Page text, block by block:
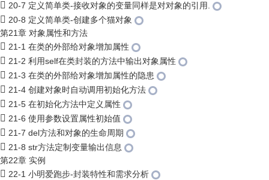
20-7 定义简单类-接收对象的变量同样是对对象的引用.
20-8 定义简单类-创建多个猫对象
第21章 对象属性和方法
21-1 在类的外部给对象增加属性
21-2 利用self在类封装的方法中输出对象属性
21-3 在类的外部给对象增加属性的隐患
21-4 创建对象时自动调用初始化方法
21-5 在初始化方法中定义属性
21-6 使用参数设置属性初始值
21-7 del方法和对象的生命周期
21-8 str方法定制变量输出信息
第22章 实例
22-1 小明爱跑步-封装特性和需求分析